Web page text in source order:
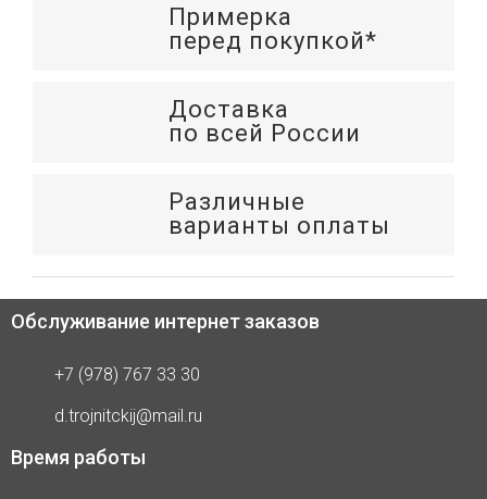
Примерка
перед покупкой*
Доставка
по всей России
Различные
варианты оплаты
Обслуживание интернет заказов
+7 (978) 767 33 30
d.trojnitckij@mail.ru
Время работы